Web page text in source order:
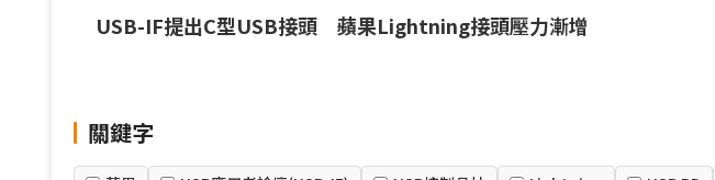
USB-IF提出C型USB接頭 蘋果Lightning接頭壓力漸增
關鍵字